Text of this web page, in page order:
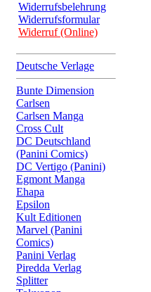
Widerrufsbelehrung
Widerrufsformular
Widerruf (Online)
Deutsche Verlage
Bunte Dimension
Carlsen
Carlsen Manga
Cross Cult
DC Deutschland
(Panini Comics)
DC Vertigo (Panini)
Egmont Manga
Ehapa
Epsilon
Kult Editionen
Marvel (Panini
Comics)
Panini Verlag
Piredda Verlag
Splitter